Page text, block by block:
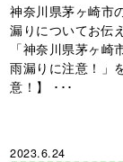
神奈川県茅ヶ崎市
漏りについてお伝
「神奈川県茅ヶ
雨漏りに注意！」
意！】 ･･･
2023.6.24